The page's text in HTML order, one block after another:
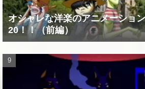
オシャレな洋楽のアニメーショ
20！！（前編）